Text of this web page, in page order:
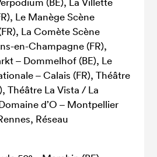
Le Manège Scène
La Comète Scène
en-Champagne (FR),
– Dommelhof (BE), Le
– Calais (FR), Théâtre
Théâtre La Vista / La
d’O – Montpellier
Réseau